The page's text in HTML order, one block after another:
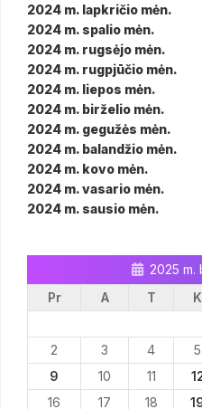
2024 m. lapkričio mėn.
2024 m. spalio mėn.
2024 m. rugsėjo mėn.
2024 m. rugpjūčio mėn.
2024 m. liepos mėn.
2024 m. birželio mėn.
2024 m. gegužės mėn.
2024 m. balandžio mėn.
2024 m. kovo mėn.
2024 m. vasario mėn.
2024 m. sausio mėn.
2025 m.
Pr
A T K
2
3 4 5
9
10 11
16
17 18